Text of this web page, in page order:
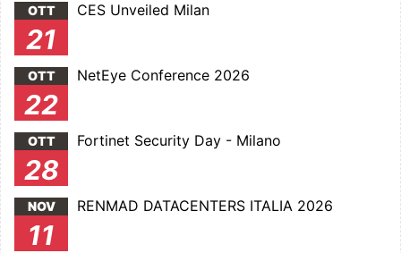
OTT
21
CES Unveiled Milan
OTT
22
NetEye Conference 2026
OTT
28
Fortinet Security Day - Milano
NOV
11
RENMAD DATACENTERS ITALIA 2026